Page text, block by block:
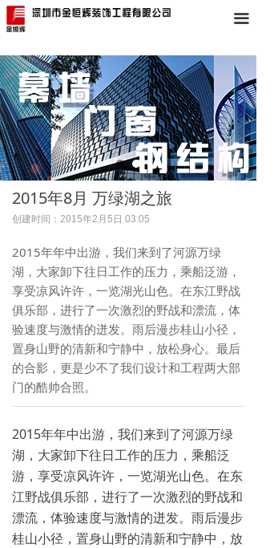
끀
2015年8月 万绿湖之旅
创建时间： 2015年2月5日 03:05
2015年年中出游，我们来到了河源万绿
湖，大家卸下往日工作的压力，乘船泛游，
享受凉风许许，一览湖光山色。在东江野战
俱乐部，进行了一次激烈的野战和漂流，体
验速度与激情的迸发。雨后漫步桂山小径，
置身山野的清新和宁静中，放松身心。最后
的合影，更是少不了我们设计和工程两大部
门的酷帅合照。
2015年年中出游，我们来到了河源万绿
湖，大家卸下往日工作的压力，乘船泛
游，享受凉风许许，一览湖光山色。在东
江野战俱乐部，进行了一次激烈的野战和
漂流，体验速度与激情的迸发。雨后漫步
桂山小径，置身山野的清新和宁静中，放